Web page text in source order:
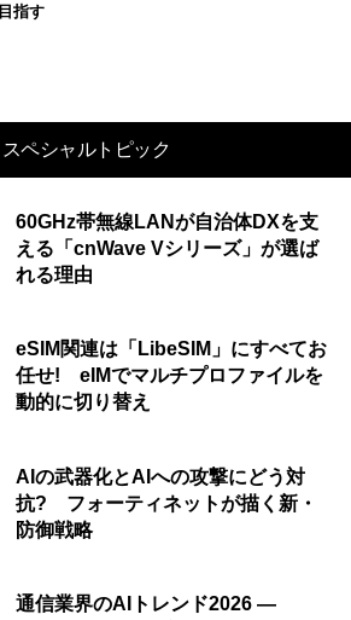
目指す
スペシャルトピック
60GHz帯無線LANが自治体DXを支
える「cnWave Vシリーズ」が選ば
れる理由
eSIM関連は「LibeSIM」にすべてお
任せ! eIMでマルチプロファイルを
動的に切り替え
AIの武器化とAIへの攻撃にどう対
抗? フォーティネットが描く新・
防御戦略
通信業界のAIトレンド2026 ―